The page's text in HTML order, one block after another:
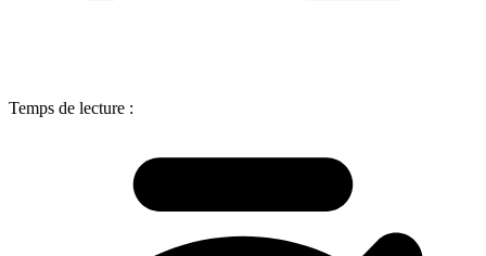
Temps de lecture :